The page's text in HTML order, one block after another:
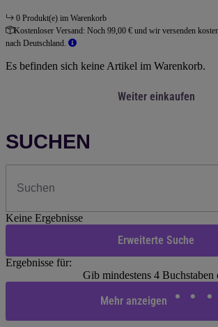
0 Produkt(e) im Warenkorb
Kostenloser Versand: Noch 99,00 € und wir versenden
nach Deutschland.
Es befinden sich keine Artikel im Warenkorb.
Weiter einkaufen
SUCHEN
Keine Ergebnisse
Erweiterte Suche
Ergebnisse für:
Gib mindestens 4 Buchstaben
Mehr anzeigen